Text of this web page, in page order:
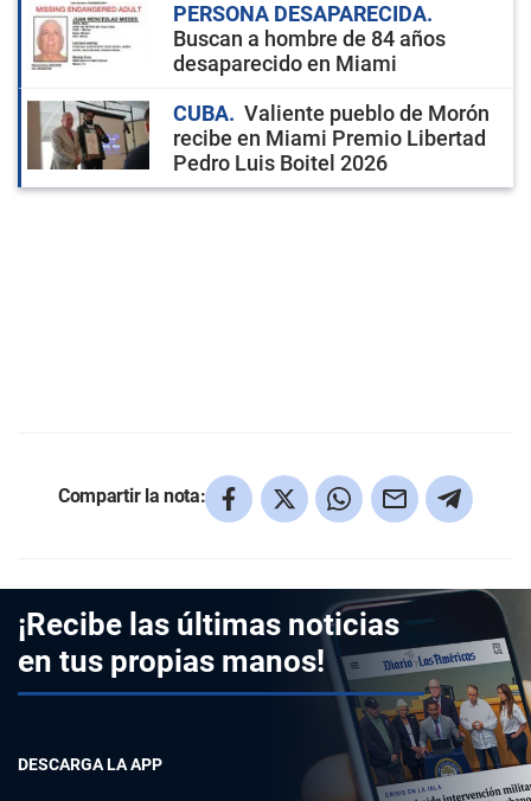
PERSONA DESAPARECIDA
Buscan a hombre de 84 años
desaparecido en Miami
CUBA
Valiente pueblo de Morón
recibe en Miami Premio Libertad
Pedro Luis Boitel 2026
Compartir la nota:
¡Recibe las últimas noticias
en tus propias manos!
DESCARGA LA APP